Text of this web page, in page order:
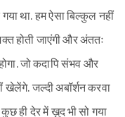
था. हम ऐसा बिल्कुल नहीं
होती जाएंगी और अंततः
जो कदापि संभव और
खेलेंगे. जल्दी अबॉर्शन करवा
ही देर में ख़ुद भी सो गया